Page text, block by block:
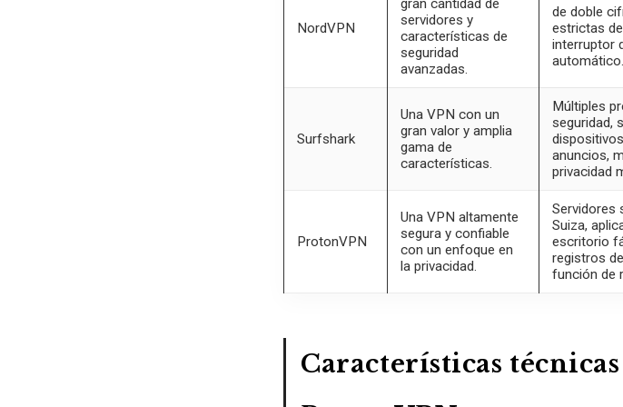
NordVPN
gran cantidad de
servidores y
características de
seguridad
avanzadas.
de doble
estrictas
interruptor
automático.
Surfshark
Una VPN con un
gran valor y amplia
gama de
características.
Múltiples
seguridad,
anuncios,
privacidad
ProtonVPN
Una VPN altamente
segura y confiable
con un enfoque en
la privacidad.
Servidores
Suiza,
escritorio
registros
función de
Características